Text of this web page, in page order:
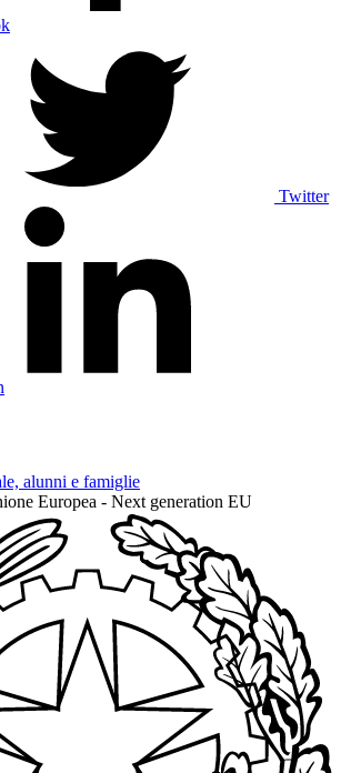
Twitter
alunni e famiglie